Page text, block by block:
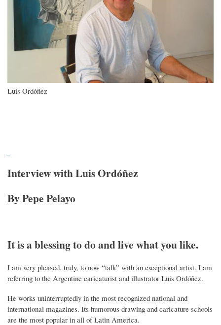
Luis Ordóñez
Interview with Luis Ordóñez
By Pepe Pelayo
It is a blessing to do and live what you like.
I am very pleased, truly, to now “talk” with an exceptional artist. I am
referring to the Argentine caricaturist and illustrator Luis Ordóñez.
He works uninterruptedly in the most recognized national and
international magazines. Its humorous drawing and caricature schools
are the most popular in all of Latin America.